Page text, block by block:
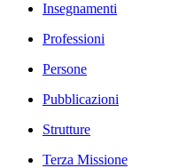
Insegnamenti
Professioni
Persone
Pubblicazioni
Strutture
Terza Missione